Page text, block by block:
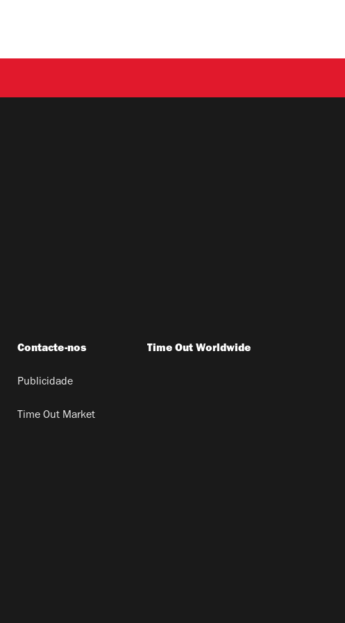
Contacte-nos
Publicidade
Time Out Market
Time Out Worldwide